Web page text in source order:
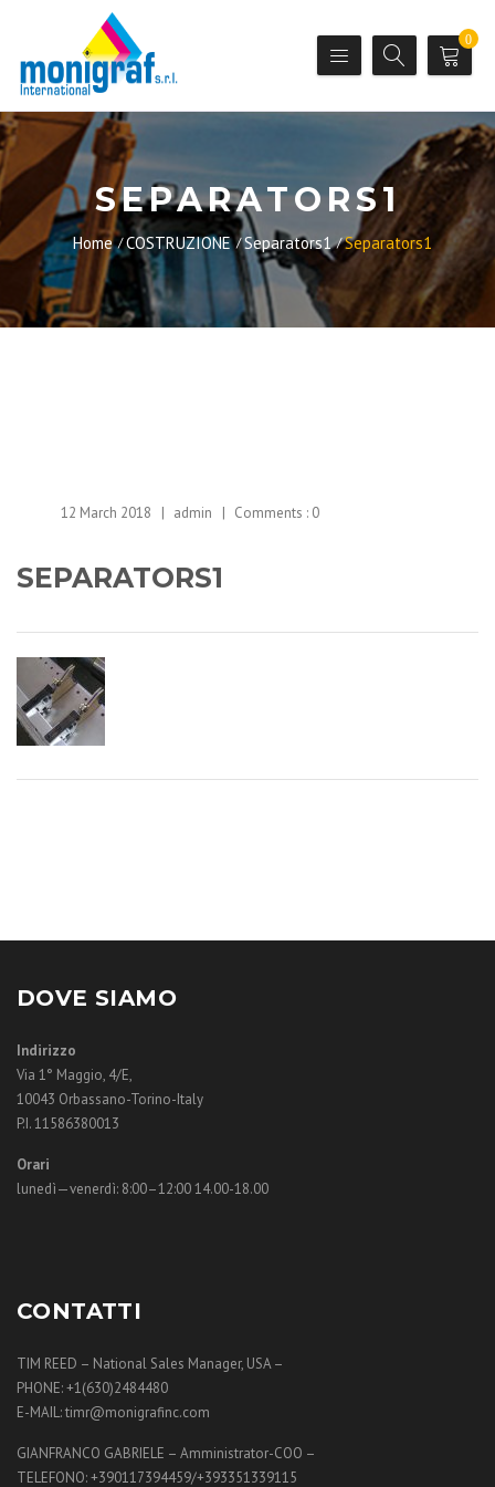
0
SEPARATORS1
Home COSTRUZIONE Separators1 Separators1
12 March 2018 admin Comments : 0
SEPARATORS1
DOVE SIAMO
Indirizzo
Via 1° Maggio, 4/E,
10043 Orbassano-Torino-Italy
P.I. 11586380013
Orari
lunedì—venerdì: 8:00–12:00 14.00-18.00
CONTATTI
TIM REED – National Sales Manager, USA –
PHONE: +1(630)2484480
E-MAIL: timr@monigrafinc.com
GIANFRANCO GABRIELE – Amministrator-COO –
TELEFONO: +390117394459/+393351339115